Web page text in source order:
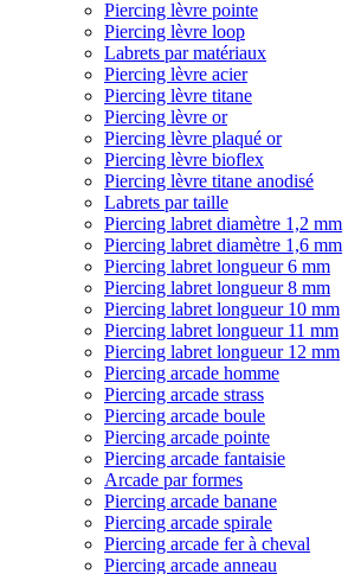
Piercing lèvre pointe
Piercing lèvre loop
Labrets par matériaux
Piercing lèvre acier
Piercing lèvre titane
Piercing lèvre or
Piercing lèvre plaqué or
Piercing lèvre bioflex
Piercing lèvre titane anodisé
Labrets par taille
Piercing labret diamètre 1,2 mm
Piercing labret diamètre 1,6 mm
Piercing labret longueur 6 mm
Piercing labret longueur 8 mm
Piercing labret longueur 10 mm
Piercing labret longueur 11 mm
Piercing labret longueur 12 mm
Piercing arcade homme
Piercing arcade strass
Piercing arcade boule
Piercing arcade pointe
Piercing arcade fantaisie
Arcade par formes
Piercing arcade banane
Piercing arcade spirale
Piercing arcade fer à cheval
Piercing arcade anneau